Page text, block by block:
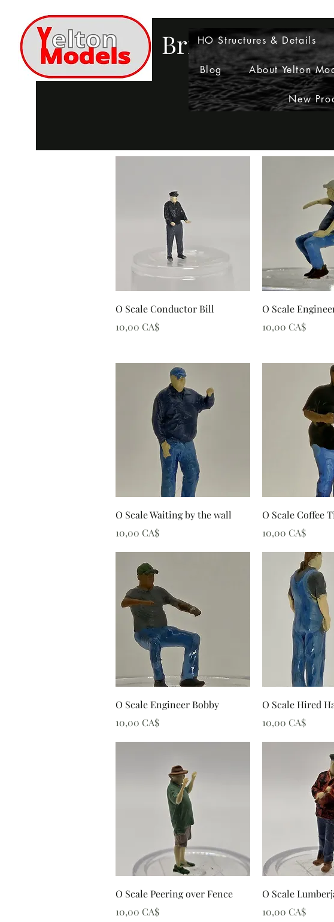
Bringing
HO Structures & Details
Blog About Yelton
New
Schnellansicht
O Scale Conductor Bill
Preis
10,00 CA$
O Scale
Preis
10,00 CA$
Schnellansicht
O Scale Waiting by the wall
Preis
10,00 CA$
O Scale Coffee
Preis
10,00 CA$
Schnellansicht
O Scale Engineer Bobby
Preis
10,00 CA$
O Scale Hired
Preis
10,00 CA$
Schnellansicht
O Scale Peering over Fence
Preis
10,00 CA$
O Scale
Preis
10,00 CA$